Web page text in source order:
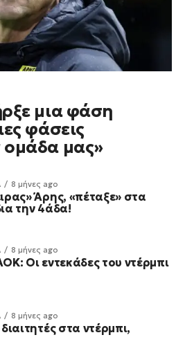
μια φάση
φάσεις
ομάδα μας»
8 μήνες ago
Άρης, «πέταξε» στα
την 4άδα!
8 μήνες ago
Οι εντεκάδες του ντέρμπι
8 μήνες ago
στα ντέρμπι,